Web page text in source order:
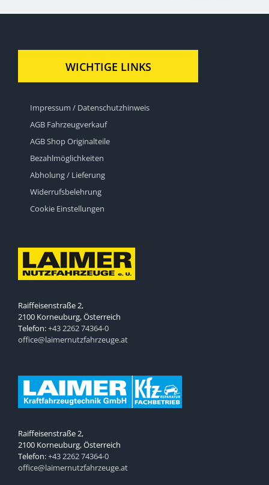
WICHTIGE LINKS
Impressum / Datenschutzhinweis
AGB Fahrzeugverkauf
AGB Shop Originalteile
Bezahlmöglichkeiten
Abholung / Lieferung
Widerrufsbelehrung
Cookie Einstellungen
Raiffeisenstraße 2,
2100 Korneuburg, Österreich
Telefon:+43 2262 74364-0
office@laimernutzfahrzeuge.at
Raiffeisenstraße 2,
2100 Korneuburg, Österreich
Telefon:+43 2262 74364-0
office@laimernutzfahrzeuge.at